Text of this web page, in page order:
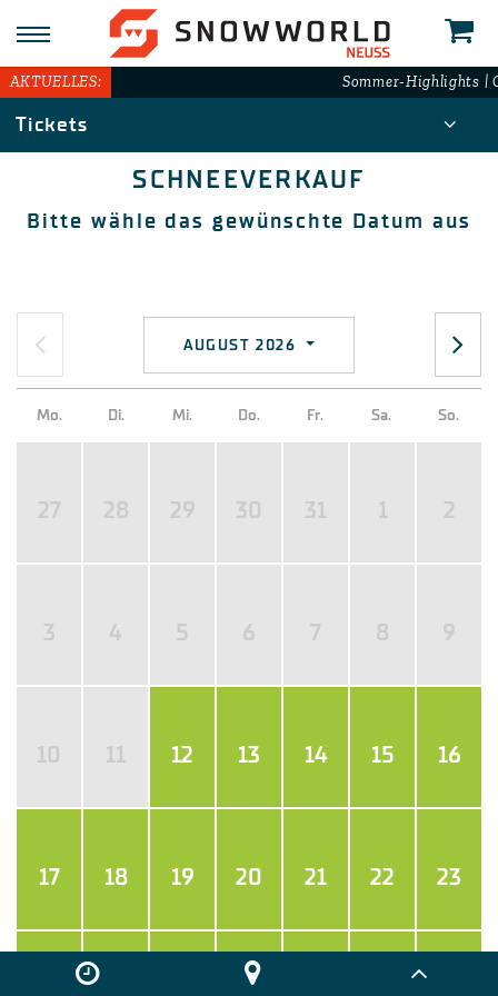
AKTUELLES: Sommer-Highlights |
Tickets
SCHNEEVERKAUF
Bitte wähle das gewünschte Datum aus
AUGUST 2026
Mo. Di. Mi. Do. Fr. Sa. So.
27 28 29 30 31 1 2
3 4 5 6 7 8 9
10 11 12 13 14 15 16
17 18 19 20 21 22 23